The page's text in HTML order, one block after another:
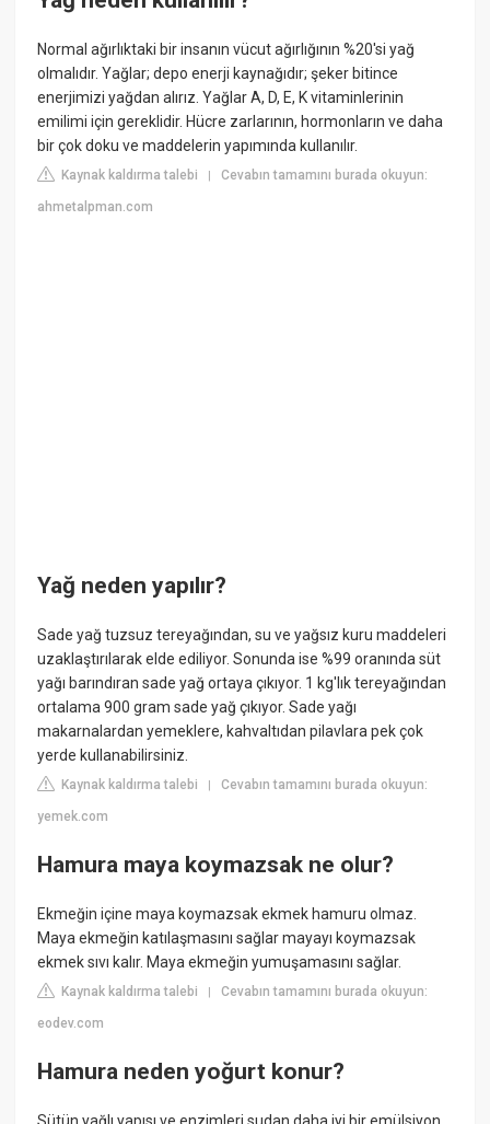
Normal ağırlıktaki bir insanın vücut ağırlığının %20'si yağ
olmalıdır. Yağlar; depo enerji kaynağıdır; şeker bitince
enerjimizi yağdan alırız. Yağlar A, D, E, K vitaminlerinin
emilimi için gereklidir. Hücre zarlarının, hormonların ve daha
bir çok doku ve maddelerin yapımında kullanılır.
Kaynak kaldırma talebi |Cevabın tamamını burada okuyun:
ahmetalpman.com
Yağ neden yapılır?
Sade yağ tuzsuz tereyağından, su ve yağsız kuru maddeleri
uzaklaştırılarak elde ediliyor. Sonunda ise %99 oranında süt
yağı barındıran sade yağ ortaya çıkıyor. 1 kg'lık tereyağından
ortalama 900 gram sade yağ çıkıyor. Sade yağı
makarnalardan yemeklere, kahvaltıdan pilavlara pek çok
yerde kullanabilirsiniz.
Kaynak kaldırma talebi |Cevabın tamamını burada okuyun:
yemek.com
Hamura maya koymazsak ne olur?
Ekmeğin içine maya koymazsak ekmek hamuru olmaz.
Maya ekmeğin katılaşmasını sağlar mayayı koymazsak
ekmek sıvı kalır. Maya ekmeğin yumuşamasını sağlar.
Kaynak kaldırma talebi |Cevabın tamamını burada okuyun:
eodev.com
Hamura neden yoğurt konur?